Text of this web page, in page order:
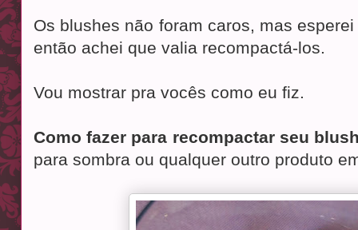
Os blushes não foram caros, mas
então achei que valia recompactá-los.
Vou mostrar pra vocês como eu fiz.
Como fazer para recompactar seu
para sombra ou qualquer outro produto